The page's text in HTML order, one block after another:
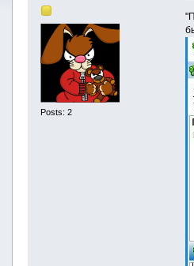
Posts: 2